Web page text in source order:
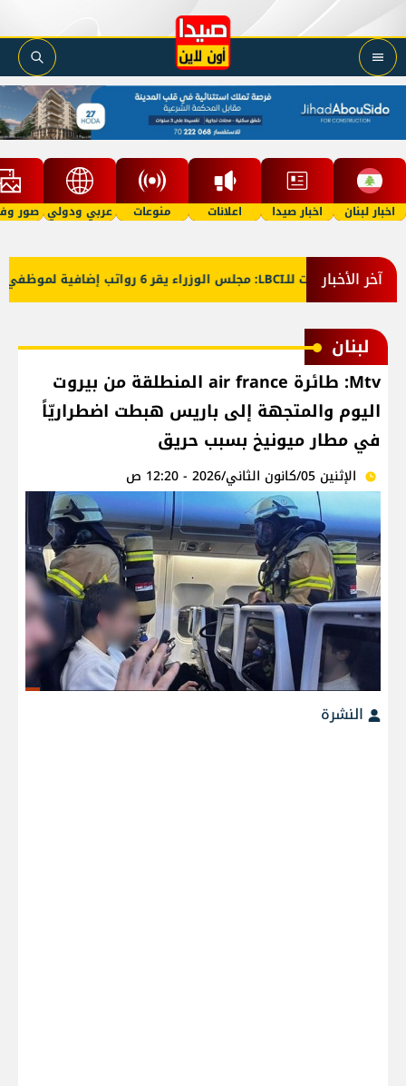
اخبار لبنان اخبار صيدا اعلانات منوعات عربي ودولي صور
آخر الأخبار
معلومات للـLBCI: مجلس الوزراء يقر 6 رواتب إضافية لموظفي القطاع العام وصرف الفروقات بأثر رجعي منذ آذار
لبنان
Mtv: طائرة air france المنطلقة من بيروت
اليوم والمتجهة إلى باريس هبطت اضطراريّاً
في مطار ميونيخ بسبب حريق
الإثنين 05/كانون الثاني/2026 - 12:20 ص
النشرة